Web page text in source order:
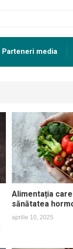
Parteneri media
Alimentația
sănătatea
aprilie 10, 2025